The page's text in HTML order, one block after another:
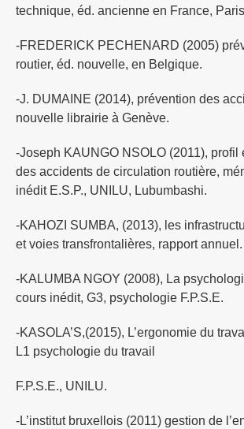
technique, éd. ancienne en France,
-FREDERICK PECHENARD (2005)
routier, éd. nouvelle, en Belgique.
-J. DUMAINE (2014), prévention des
nouvelle librairie à Genève.
-Joseph KAUNGO NSOLO (2011),
des accidents de circulation routière,
inédit E.S.P., UNILU, Lubumbashi.
-KAHOZI SUMBA, (2013), les
et voies transfrontalières, rapport annuel.
-KALUMBA NGOY (2008), La
cours inédit, G3, psychologie F.P.S.E.
-KASOLA’S,(2015), L’ergonomie du
L1 psychologie du travail
F.P.S.E., UNILU.
-L’institut bruxellois (2011) gestion de